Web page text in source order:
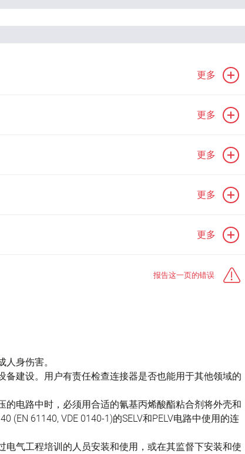
更多
更多
更多
更多
更多
报告这一页的错误
身伤害。
建设。用户有责任检查连接器是否也能用于其他领域的
电路中时，必须用合适的氰基丙烯酸酯粘合剂将外壳和
(EN 61140, VDE 0140-1)的SELV和PELV电路中使用的连
气工程培训的人员安装和使用，或在其监督下安装和使